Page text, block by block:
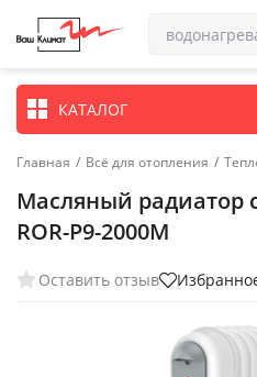
КАТАЛОГ
Главная / Всё для отопления /
Масляный радиатор
ROR-P9-2000M
Оставить отзыв